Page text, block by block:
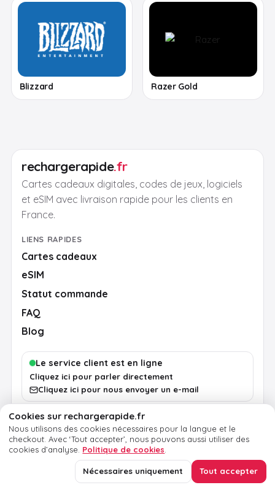
Blizzard Razer Gold
rechargerapide.fr
Cartes cadeaux digitales, codes de jeux, logiciels
et eSIM avec livraison rapide pour les clients en
France.
LIENS RAPIDES
Cartes cadeaux
eSIM
Statut commande
FAQ
Blog
Le service client est en ligne
Cliquez ici pour parler directement
Cliquez ici pour nous envoyer un e-mail
ConditionsConfidentialitéCookiesMentions légales
© 2026 RechargeRapide.fr. Tous droits réservés.
Cookies sur rechargerapide.fr
Nous utilisons des cookies nécessaires pour la langue et le
checkout. Avec ‘Tout accepter’, nous pouvons aussi utiliser des
cookies d’analyse. Politique de cookies
Nécessaires uniquement Tout accepter